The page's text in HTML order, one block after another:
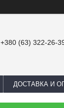
+380 (63) 322-26-
ДОСТАВКА И